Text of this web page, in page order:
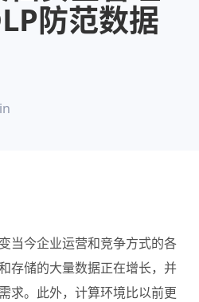
防范数据
当今企业运营和竞争方式的各
存储的大量数据正在增长，并
求。此外，计算环境比以前更